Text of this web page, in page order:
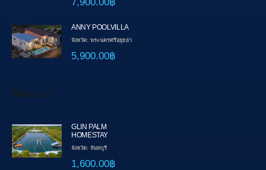
ANNY POOLVILLA
จังหวัด: พระนครศรีอยุธยา
5,900.00฿
ที่พักแนะนำ
GLIN PALM
HOMESTAY
จังหวัด: จันทบุรี
1,600.00฿